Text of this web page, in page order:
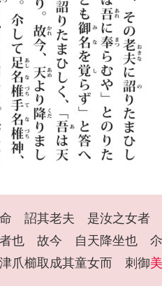
命 詔其老夫 是汝之女者
者也 故今 自天降坐也
爪櫛取成其童女而 刺御